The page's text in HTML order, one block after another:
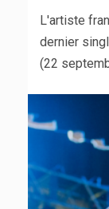
L'artiste
dernier
(22